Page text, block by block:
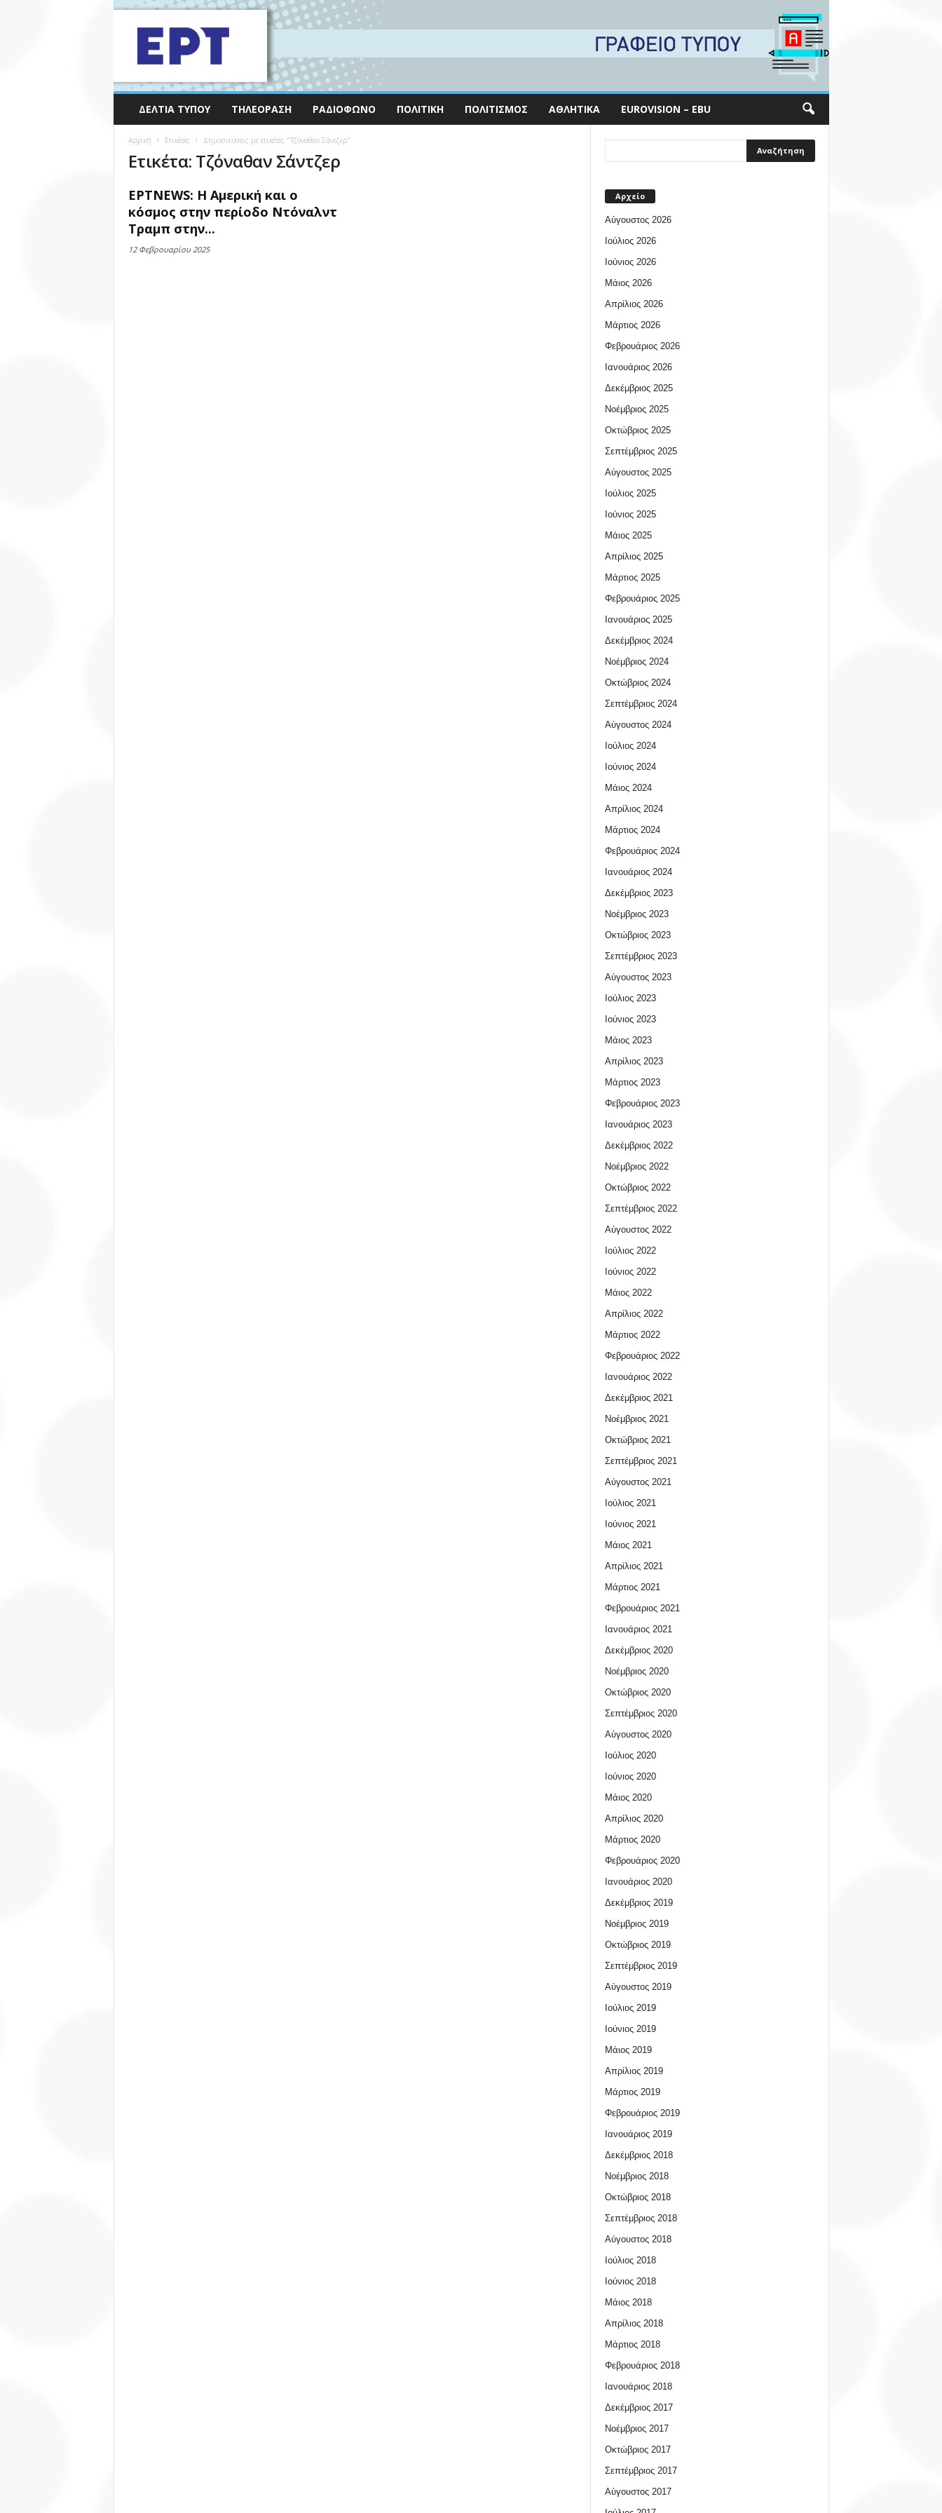
ΔΕΛΤΊΑ ΤΎΠΟΥ ΤΗΛΕΌΡΑΣΗ ΡΑΔΙΌΦΩΝΟ ΠΟΛΙΤΙΚΉ ΠΟΛΙΤΙΣΜΌΣ ΑΘΛΗΤΙΚΆ EUROVISION – EBU
Αρχική Ετικέτες Δημοσιεύσεις με ετικέτες "Τζόναθαν Σάντζερ"
Ετικέτα: Τζόναθαν Σάντζερ
ΕΡΤNEWS: Η Αμερική και ο
κόσμος στην περίοδο Ντόναλντ
Τραμπ στην...
12 Φεβρουαρίου 2025
Αρχείο
Αύγουστος 2026
Ιούλιος 2026
Ιούνιος 2026
Μάιος 2026
Απρίλιος 2026
Μάρτιος 2026
Φεβρουάριος 2026
Ιανουάριος 2026
Δεκέμβριος 2025
Νοέμβριος 2025
Οκτώβριος 2025
Σεπτέμβριος 2025
Αύγουστος 2025
Ιούλιος 2025
Ιούνιος 2025
Μάιος 2025
Απρίλιος 2025
Μάρτιος 2025
Φεβρουάριος 2025
Ιανουάριος 2025
Δεκέμβριος 2024
Νοέμβριος 2024
Οκτώβριος 2024
Σεπτέμβριος 2024
Αύγουστος 2024
Ιούλιος 2024
Ιούνιος 2024
Μάιος 2024
Απρίλιος 2024
Μάρτιος 2024
Φεβρουάριος 2024
Ιανουάριος 2024
Δεκέμβριος 2023
Νοέμβριος 2023
Οκτώβριος 2023
Σεπτέμβριος 2023
Αύγουστος 2023
Ιούλιος 2023
Ιούνιος 2023
Μάιος 2023
Απρίλιος 2023
Μάρτιος 2023
Φεβρουάριος 2023
Ιανουάριος 2023
Δεκέμβριος 2022
Νοέμβριος 2022
Οκτώβριος 2022
Σεπτέμβριος 2022
Αύγουστος 2022
Ιούλιος 2022
Ιούνιος 2022
Μάιος 2022
Απρίλιος 2022
Μάρτιος 2022
Φεβρουάριος 2022
Ιανουάριος 2022
Δεκέμβριος 2021
Νοέμβριος 2021
Οκτώβριος 2021
Σεπτέμβριος 2021
Αύγουστος 2021
Ιούλιος 2021
Ιούνιος 2021
Μάιος 2021
Απρίλιος 2021
Μάρτιος 2021
Φεβρουάριος 2021
Ιανουάριος 2021
Δεκέμβριος 2020
Νοέμβριος 2020
Οκτώβριος 2020
Σεπτέμβριος 2020
Αύγουστος 2020
Ιούλιος 2020
Ιούνιος 2020
Μάιος 2020
Απρίλιος 2020
Μάρτιος 2020
Φεβρουάριος 2020
Ιανουάριος 2020
Δεκέμβριος 2019
Νοέμβριος 2019
Οκτώβριος 2019
Σεπτέμβριος 2019
Αύγουστος 2019
Ιούλιος 2019
Ιούνιος 2019
Μάιος 2019
Απρίλιος 2019
Μάρτιος 2019
Φεβρουάριος 2019
Ιανουάριος 2019
Δεκέμβριος 2018
Νοέμβριος 2018
Οκτώβριος 2018
Σεπτέμβριος 2018
Αύγουστος 2018
Ιούλιος 2018
Ιούνιος 2018
Μάιος 2018
Απρίλιος 2018
Μάρτιος 2018
Φεβρουάριος 2018
Ιανουάριος 2018
Δεκέμβριος 2017
Νοέμβριος 2017
Οκτώβριος 2017
Σεπτέμβριος 2017
Αύγουστος 2017